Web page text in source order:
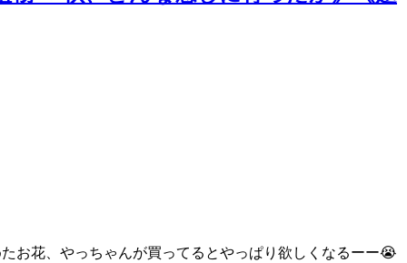
お花、やっちゃんが買ってるとやっぱり欲しくなるーー😭